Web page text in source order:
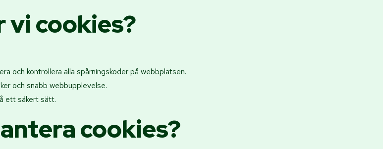
vi cookies?
och kontrollera alla spårningskoder på webbplatsen.
och snabb webbupplevelse.
ett säkert sätt.
cookies?